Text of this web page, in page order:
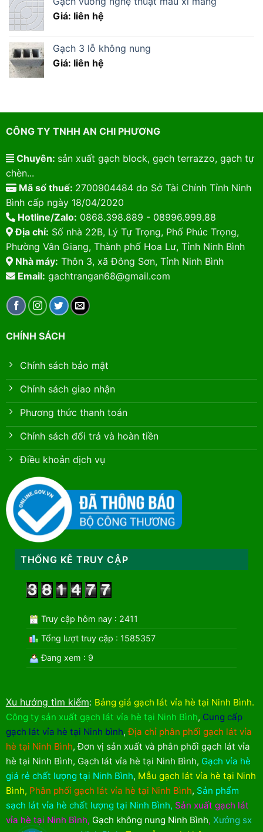
Giá: liên hệ
Gạch 3 lỗ không nung
Giá: liên hệ
CÔNG TY TNHH AN CHI PHƯƠNG
Chuyên: sản xuất gạch block, gạch terrazzo, gạch tự
chèn...
Mã số thuế: 2700904484 do Sở Tài Chính Tỉnh Ninh
Bình cấp ngày 18/04/2020
Hotline/Zalo: 0868.398.889 - 08996.999.88
Địa chỉ: Số nhà 22B, Lý Tự Trọng, Phố Phúc Trọng,
Phường Vân Giang, Thành phố Hoa Lư, Tỉnh Ninh Bình
Nhà máy: Thôn 3, xã Đông Sơn, Tỉnh Ninh Bình
Email: gachtrangan68@gmail.com
CHÍNH SÁCH
Chính sách bảo mật
Chính sách giao nhận
Phương thức thanh toán
Chính sách đổi trả và hoàn tiền
Điều khoản dịch vụ
THỐNG KÊ TRUY CẬP
Truy cập hôm nay : 2411
Tổng lượt truy cập : 1585357
Đang xem : 9
Xu hướng tìm kiếm: Bảng giá gạch lát vỉa hè tại Ninh Bình.
Công ty sản xuất gạch lát vỉa hè tại Ninh Bình, Cung cấp
gạch lát vỉa hè tại Ninh bình,Địa chỉ phân phối gạch lát vỉa
hè tại Ninh Bình,Đơn vị sản xuất và phân phối gạch lát vỉa
hè tại Ninh Bình, Gạch lát vỉa hè tại Ninh Bình, Gạch vỉa hè
giá rẻ chất lượng tại Ninh Bình, Mẫu gạch lát vỉa hè tại Ninh
Bình, Phân phối gạch lát vỉa hè tại Ninh Bình, Sản phẩm
sạch lát vỉa hè chất lượng tại Ninh Bình, Sản xuất gạch lát
vỉa hè tại Ninh Bình, Gạch không nung Ninh Bình, Xưởng sx